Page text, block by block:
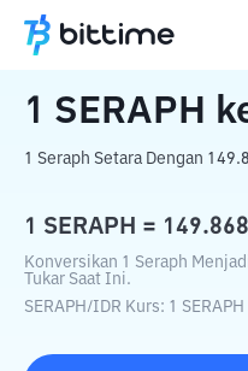
Beranda Konverter
1 SERAPH
1 Seraph Setara Dengan
1 SERAPH =
Konversikan 1 Seraph
Tukar Saat Ini.
SERAPH/IDR Kurs: 1 SERAPH